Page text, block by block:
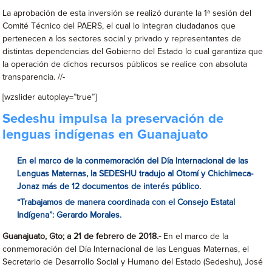
La aprobación de esta inversión se realizó durante la 1ª sesión del
Comité Técnico del PAERS, el cual lo integran ciudadanos que
pertenecen a los sectores social y privado y representantes de
distintas dependencias del Gobierno del Estado lo cual garantiza que
la operación de dichos recursos públicos se realice con absoluta
transparencia. //-
[wzslider autoplay=”true”]
Sedeshu impulsa la preservación de
lenguas indígenas en Guanajuato
En el marco de la conmemoración del Día Internacional de las
Lenguas Maternas, la SEDESHU tradujo al Otomí y Chichimeca-
Jonaz más de 12 documentos de interés público.
“Trabajamos de manera coordinada con el Consejo Estatal
Indígena”: Gerardo Morales.
Guanajuato, Gto; a 21 de febrero de 2018.- En el marco de la
conmemoración del Día Internacional de las Lenguas Maternas, el
Secretario de Desarrollo Social y Humano del Estado (Sedeshu), José